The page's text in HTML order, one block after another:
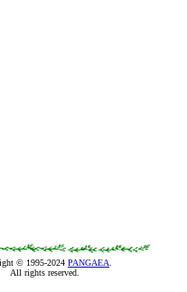
© 1995-2024 PANGAEA
All rights reserved.